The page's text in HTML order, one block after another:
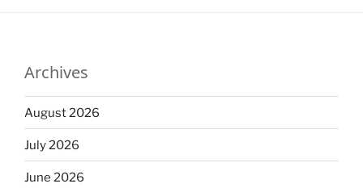
Archives
August 2026
July 2026
June 2026